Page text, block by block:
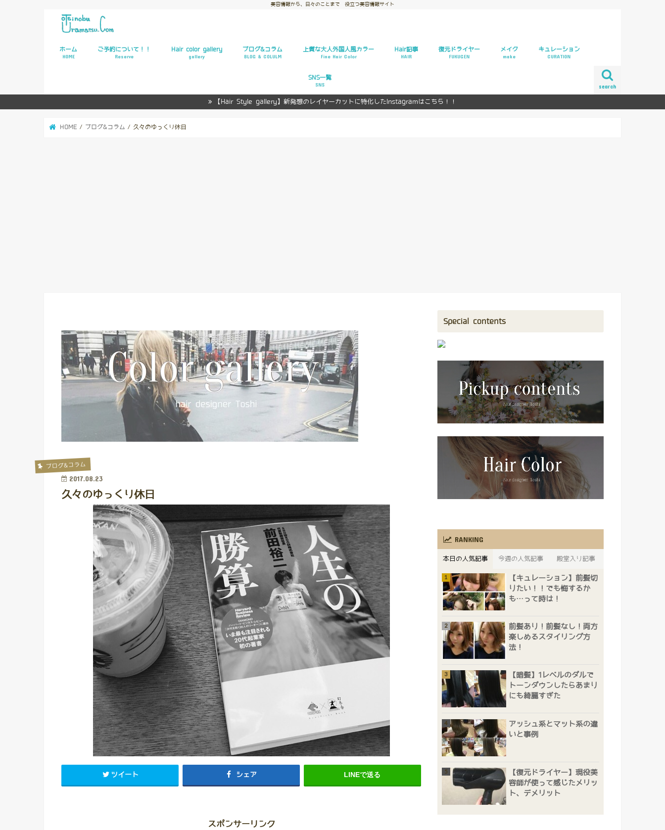
美容情報から、日々のことまで 役立つ美容情報サイト
search
ホーム
HOME
ご予約について！！
Reserve
Hair color gallery
gallery
ブログ&コラム
BLOG & COLULM
上質な大人外国人風カラー
Fine Hair Color
Hair記事
HAIR
復元ドライヤー
FUKUGEN
メイク
make
キュレーション
CURATION
SNS一覧
SNS
Facebook
Twitter
【Hair Style gallery】新発想のレイヤーカットに特化したInstagramはこちら！！
HOME ブログ&コラム 久々のゆっくり休日
ブログ&コラム
2017.08.23
久々のゆっくり休日
ツイート シェア LINEで送る
スポンサーリンク
Special contents
RANKING
本日の人気記事 今週の人気記事 殿堂入り記事
【キュレーション】前髪切
りたい！！でも悔するか
も…って時は！
前髪あり！前髪なし！両方
楽しめるスタイリング方
法！
【暗髪】1レベルのダルで
トーンダウンしたらあまり
にも綺麗すぎた
アッシュ系とマット系の違
いと事例
【復元ドライヤー】現役美
容師が使って感じたメリッ
ト、デメリット